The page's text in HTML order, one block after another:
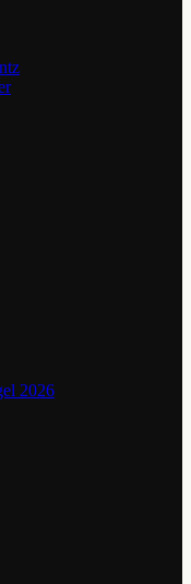
2026